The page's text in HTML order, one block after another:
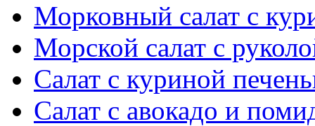
Морковный салат с
Морской салат с
Салат с куриной
Салат с авокадо и